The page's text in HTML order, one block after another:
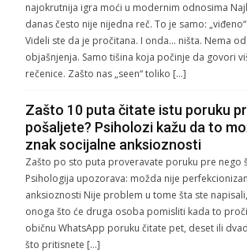
najokrutnija igra moći u modernim odnosima
danas često nije nijedna reč. To je samo:
Videli ste da je pročitana. I onda… ništa. Nema
objašnjenja. Samo tišina koja počinje da govori
rečenice. Zašto nas „seen“ toliko […]
Zašto 10 puta čitate istu poruku
pošaljete? Psiholozi kažu da to
znak socijalne anksioznosti
Zašto po sto puta proveravate poruku pre nego
Psihologija upozorava: možda nije
anksioznosti Nije problem u tome šta ste
onoga što će druga osoba pomisliti kada to
običnu WhatsApp poruku čitate pet, deset ili
što pritisnete […]